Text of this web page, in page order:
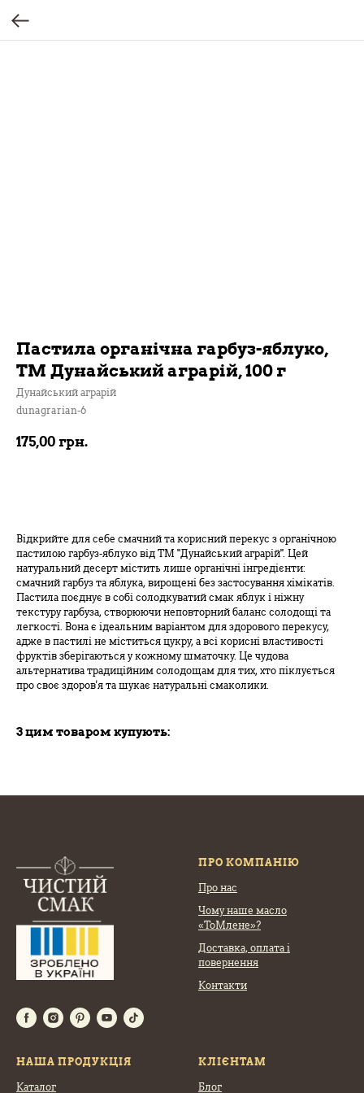
Пастила органічна гарбуз-яблуко,
ТМ Дунайський аграрій, 100 г
Дунайський аграрій
dunagrarian-6
175,00 грн.
Відкрийте для себе смачний та корисний перекус з органічною
пастилою гарбуз-яблуко від ТМ "Дунайський аграрій". Цей
натуральний десерт містить лише органічні інгредієнти:
смачний гарбуз та яблука, вирощені без застосування хімікатів.
Пастила поєднує в собі солодкуватий смак яблук і ніжну
текстуру гарбуза, створюючи неповторний баланс солодощі та
легкості. Вона є ідеальним варіантом для здорового перекусу,
адже в пастилі не міститься цукру, а всі корисні властивості
фруктів зберігаються у кожному шматочку. Це чудова
альтернатива традиційним солодощам для тих, хто піклується
про своє здоров'я та шукає натуральні смаколики.
З цим товаром купують:
ПРО КОМПАНІЮ
Про нас
Чому наше масло
«ТоМлене»?
Доставка, оплата і
повернення
Контакти
НАША ПРОДУКЦІЯ
Каталог
КЛІЄНТАМ
Блог